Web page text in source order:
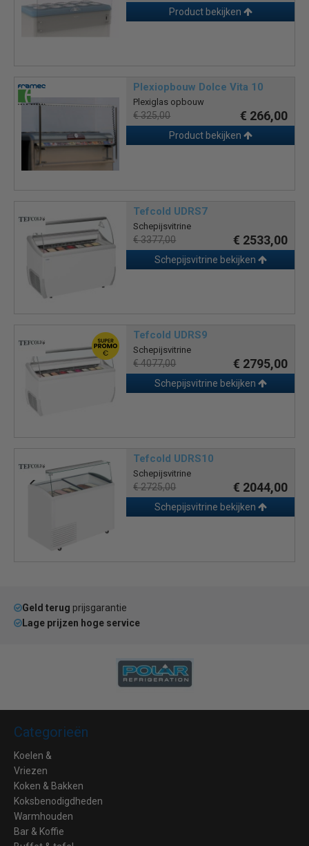
Product bekijken
Plexiopbouw Dolce Vita 10
Plexiglas opbouw
€ 325,00 € 266,00
Product bekijken
Tefcold UDRS7
Schepijsvitrine
€ 3377,00 € 2533,00
Schepijsvitrine bekijken
Tefcold UDRS9
Schepijsvitrine
€ 4077,00 € 2795,00
Schepijsvitrine bekijken
Tefcold UDRS10
Schepijsvitrine
€ 2725,00 € 2044,00
Schepijsvitrine bekijken
Geld terug prijsgarantie
Lage prijzen hoge service
Categorieën
Koelen &
Vriezen
Koken & Bakken
Koksbenodigdheden
Warmhouden
Bar & Koffie